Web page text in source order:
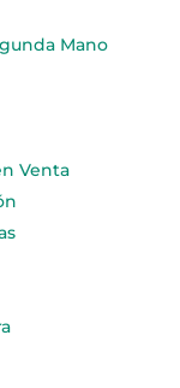
Mano
Venta